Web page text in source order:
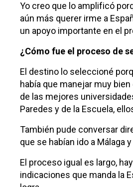
Yo creo que lo amplificó
aún más querer irme a
un apoyo importante en el
¿Cómo fue el proceso de
El destino lo seleccioné
había que manejar muy
de las mejores
Paredes y de la Escuela,
También pude conversar
que se habían ido a Málaga
El proceso igual es largo,
indicaciones que manda la